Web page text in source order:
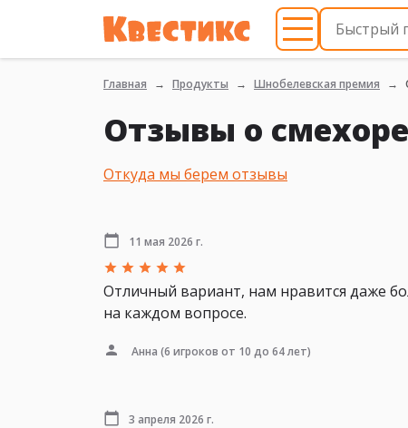
Главная Продукты Шнобелевская премия
Отзывы о
Откуда мы берем отзывы
11 мая 2026 г.
Отличный вариант, нам нравится даже
на каждом вопросе.
Анна (6 игроков от 10 до 64 лет)
3 апреля 2026 г.